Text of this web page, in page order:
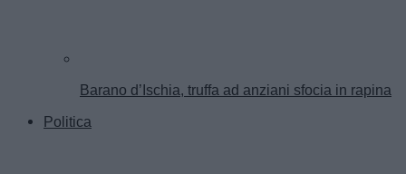
Barano d’Ischia, truffa ad anziani sfocia in rapina
Politica